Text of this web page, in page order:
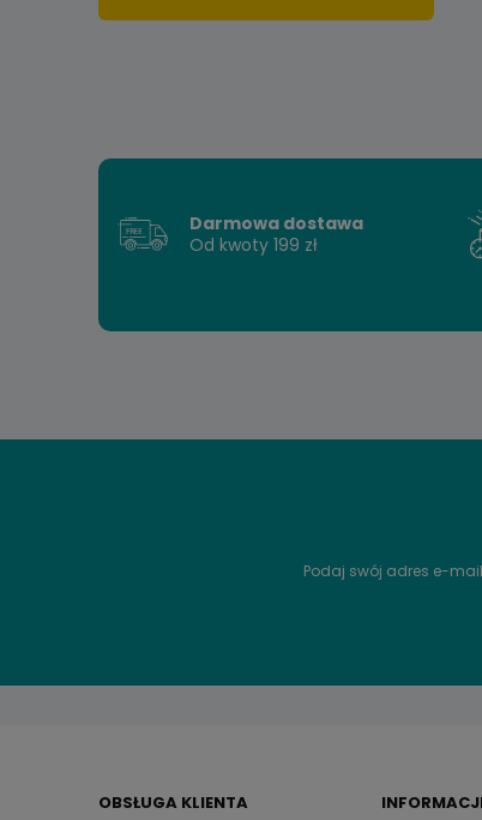
Darmowa dostawa
Od kwoty 199 zł
Podaj swój adres e-
OBSŁUGA KLIENTA